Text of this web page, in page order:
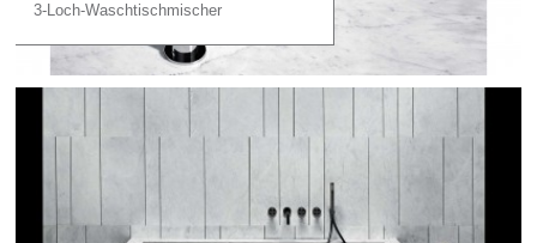
3-Loch-Waschtischmischer